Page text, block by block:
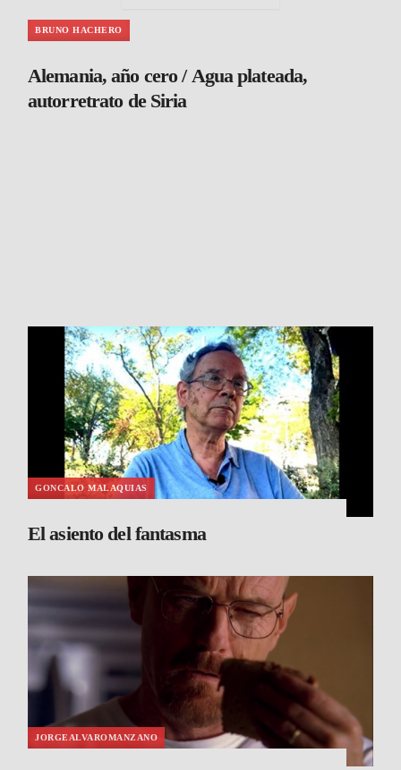
BRUNO HACHERO
Alemania, año cero / Agua plateada,
autorretrato de Siria
GONCALO MALAQUIAS
El asiento del fantasma
JORGEALVAROMANZANO